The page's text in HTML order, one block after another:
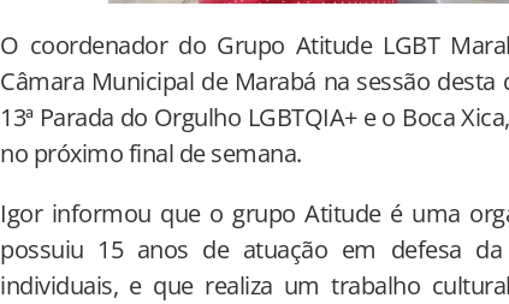
O coordenador do Grupo Atitude LGBT
Câmara Municipal de Marabá na sessão
13ª Parada do Orgulho LGBTQIA+ e o Boca
no próximo final de semana.
Igor informou que o grupo Atitude é uma
possuiu 15 anos de atuação em defesa
individuais, e que realiza um trabalho